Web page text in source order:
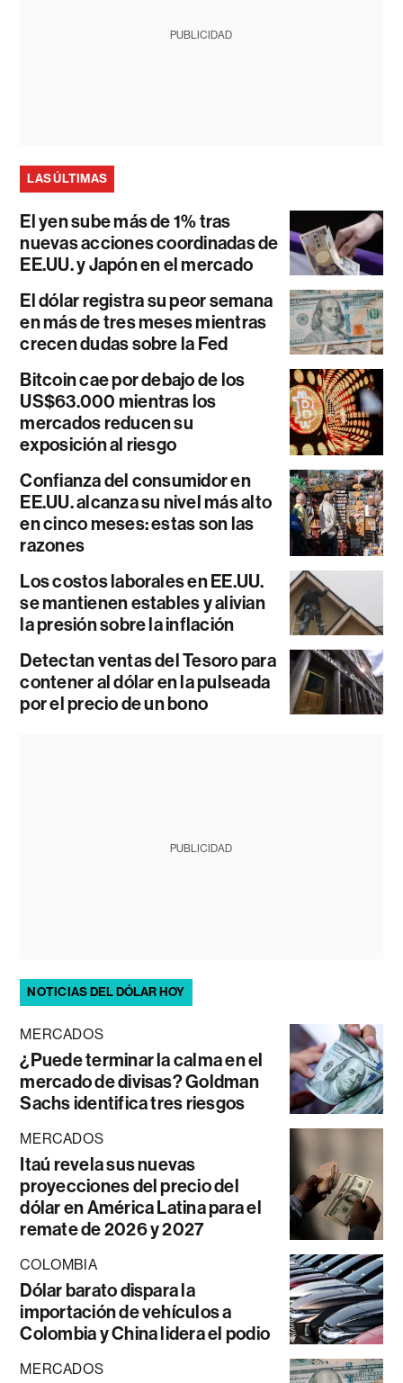
PUBLICIDAD
LAS ÚLTIMAS
El yen sube más de 1% tras
nuevas acciones coordinadas de
EE.UU. y Japón en el mercado
El dólar registra su peor semana
en más de tres meses mientras
crecen dudas sobre la Fed
Bitcoin cae por debajo de los
US$63.000 mientras los
mercados reducen su
exposición al riesgo
Confianza del consumidor en
EE.UU. alcanza su nivel más alto
en cinco meses: estas son las
razones
Los costos laborales en EE.UU.
se mantienen estables y alivian
la presión sobre la inflación
Detectan ventas del Tesoro para
contener al dólar en la pulseada
por el precio de un bono
PUBLICIDAD
NOTICIAS DEL DÓLAR HOY
MERCADOS
¿Puede terminar la calma en el
mercado de divisas? Goldman
Sachs identifica tres riesgos
MERCADOS
Itaú revela sus nuevas
proyecciones del precio del
dólar en América Latina para el
remate de 2026 y 2027
COLOMBIA
Dólar barato dispara la
importación de vehículos a
Colombia y China lidera el podio
MERCADOS